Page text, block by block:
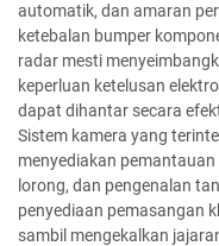
automatik, dan amaran
ketebalan bumper
radar mesti
keperluan ketelusan
dapat dihantar secara
Sistem kamera yang
menyediakan
lorong, dan pengenalan
penyediaan pemasangan
sambil mengekalkan